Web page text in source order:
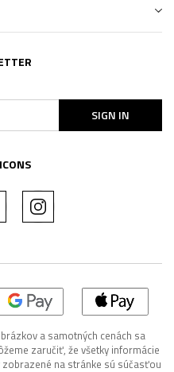
SIGN IN
a samotných cenách sa
zaručiť, že všetky informácie
zobrazené na stránke sú súčasťou